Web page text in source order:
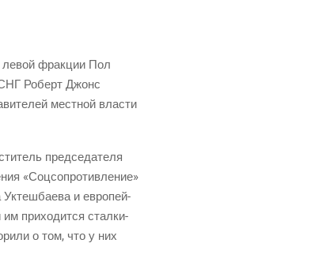
левой фрак­ции Пол
Роберт Джонс
мест­ной вла­сти
пред­се­да­те­ля
«Соц­со­про­тив­ле­ние»
Уктеш­ба­е­ва и евро­пей­
им при­хо­дит­ся стал­ки­
о том, что у них